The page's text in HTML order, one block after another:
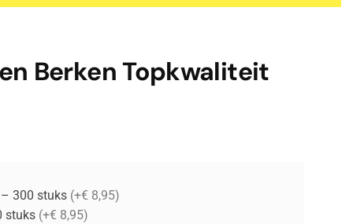
Berken Topkwaliteit
300 stuks (+€ 8,95)
stuks (+€ 8,95)